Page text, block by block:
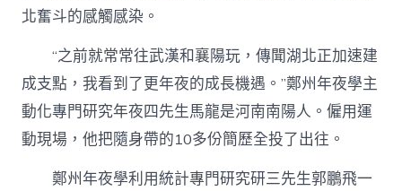
北奮斗的感觸感染。
“之前就常常往武漢和襄陽玩，傳聞湖北正加速建
成支點，我看到了更年夜的成長機遇。”鄭州年夜學主
動化專門研究年夜四先生馬龍是河南南陽人。僱用運
動現場，他把隨身帶的10多份簡歷全投了出往。
鄭州年夜學利用統計專門研究研三先生郭鵬飛一